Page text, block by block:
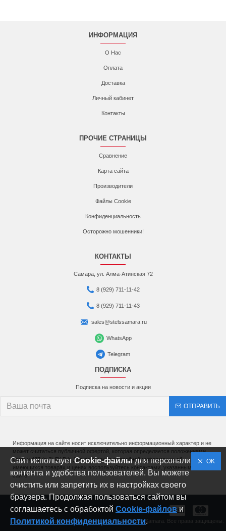
ИНФОРМАЦИЯ
О Нас
Оплата
Доставка
Личный кабинет
Контакты
ПРОЧИЕ СТРАНИЦЫ
Сравнение
Карта сайта
Производители
Файлы Cookie
Конфиденциальность
Осторожно мошенники!
КОНТАКТЫ
Самара, ул. Алма-Атинская 72
8 (929) 711-11-42
8 (929) 711-11-43
sales@stelssamara.ru
WhatsApp
Telegram
ПОДПИСКА
Подписка на новости и акции
ОТПРАВИТЬ
Информация на сайте носит исключительно информационный характер и не
может считаться публичной офертой, которая определяется положениями
статьи 437 (п.2) ГК РФ. Для получения подробной информации об
имеющихся товарах и ценах воспользуйтесь контактами, указанными на
сайте
Copyright © Официальный дилер мототехники Stels-Samara. Все права защищены.
OK
Сайт используетCookie-файлыдля персонализации
контента и удобства пользователей. Вы можете
очистить или запретить их в настройках своего
браузера. Продолжая пользоваться сайтом вы
соглашаетесь с обрабоктой Cookie-файлови
Политикой конфиденциальности.